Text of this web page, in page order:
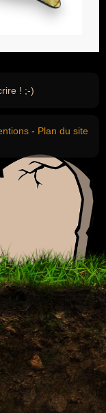
! ;-)
- Plan du site